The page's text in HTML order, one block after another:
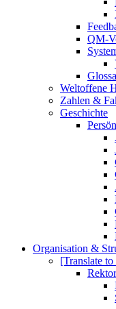
QM-
Weltoffene
Zahlen &
Geschichte
Organisation &
[Translate
Rektor